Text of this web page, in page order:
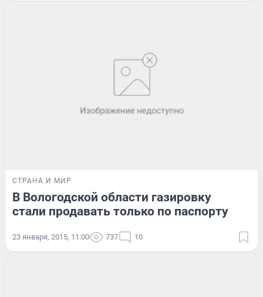
СТРАНА И МИР
В Вологодской области газировку
стали продавать только по паспорту
23 января, 2015, 11:00 737 10